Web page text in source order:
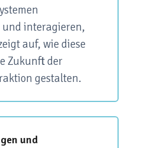
und interagieren,
auf, wie diese
Zukunft der
gestalten.
und